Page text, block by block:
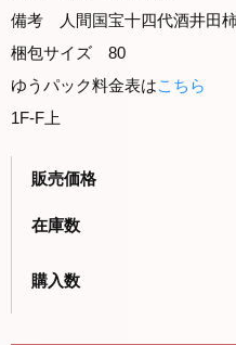
備考 人間国宝十四代酒井田柿
梱包サイズ 80
ゆうパック料金表はこちら
1F-F上
販売価格
在庫数
購入数